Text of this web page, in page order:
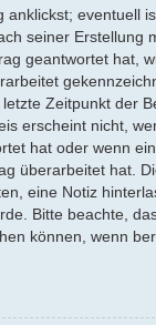
anklickst; eventuell
seiner Erstellung
geantwortet hat,
Zeitpunkt der
erscheint nicht,
hat oder wenn
überarbeitet hat.
eine Notiz
Bitte beachte,
können, wenn